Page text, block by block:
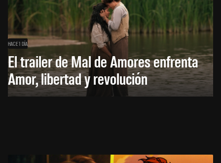
HACE 1 DÍA
El trailer de Mal de Amores enfrenta
Amor, libertad y revolución